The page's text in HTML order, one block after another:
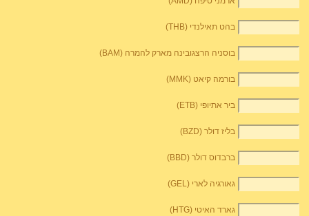
בהט תאילנדי (THB)
בוסניה הרצגובינה מארק להמרה (BAM)
בורמה קיאט (MMK)
ביר אתיופי (ETB)
בליז דולר (BZD)
ברבדוס דולר (BBD)
גאורגיה לארי (GEL)
גארד האיטי (HTG)